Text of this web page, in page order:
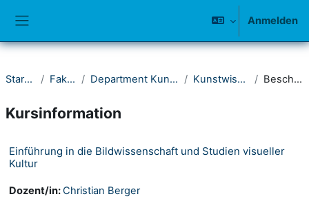
Anmelden
Startseite Fakultät II Department Kunst und Musik Kunstwissenschaft Beschreibung
Kursinformation
Einführung in die Bildwissenschaft und Studien visueller
Kultur
Dozent/in:Christian Berger